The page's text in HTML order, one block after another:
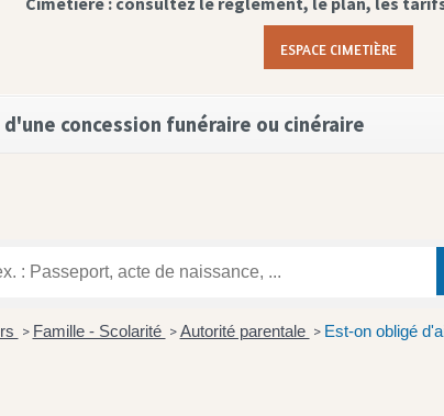
ESPACE CIMETIÈRE
concession funéraire ou cinéraire
> Famille - Scolarité > Autorité parentale > Est-on obligé